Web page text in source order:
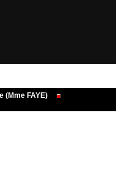
(Mme FAYE)